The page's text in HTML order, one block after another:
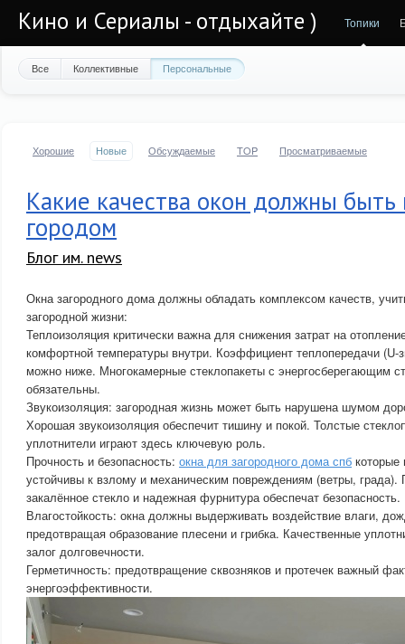
Кино и Сериалы - отдыхайте ) Топики
Все Коллективные Персональные
Хорошие Новые Обсуждаемые TOP Просматриваемые
Какие качества окон должны быть
городом
Блог им. news
Окна загородного дома должны обладать комплексом качеств,
загородной жизни:
Теплоизоляция критически важна для снижения затрат на
комфортной температуры внутри. Коэффициент теплопередачи (U-
можно ниже. Многокамерные стеклопакеты с энергосберегающим
обязательны.
Звукоизоляция: загородная жизнь может быть нарушена шумом
Хорошая звукоизоляция обеспечит тишину и покой. Толстые
уплотнители играют здесь ключевую роль.
Прочность и безопасность: окна для загородного дома спб
устойчивы к взлому и механическим повреждениям (ветры,
закалённое стекло и надежная фурнитура обеспечат безопасность.
Влагостойкость: окна должны выдерживать воздействие влаги,
предотвращая образование плесени и грибка. Качественные
залог долговечности.
Герметичность: предотвращение сквозняков и протечек важный
энергоэффективности.